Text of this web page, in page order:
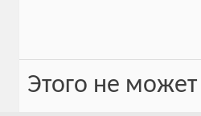
Этого не